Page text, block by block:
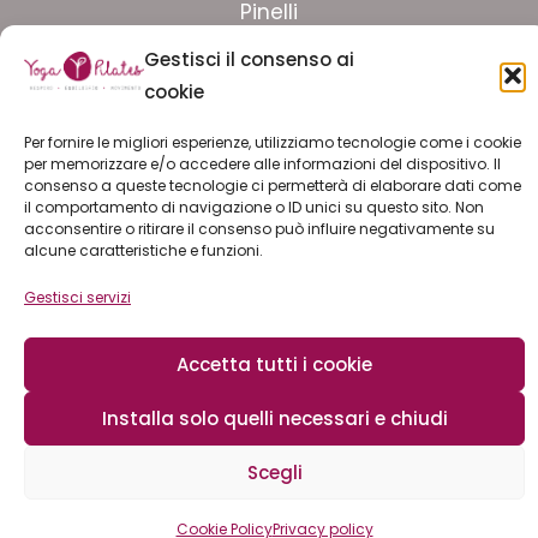
Gestisci il consenso ai
cookie
Per fornire le migliori esperienze, utilizziamo tecnologie come i cookie
per memorizzare e/o accedere alle informazioni del dispositivo. Il
consenso a queste tecnologie ci permetterà di elaborare dati come
il comportamento di navigazione o ID unici su questo sito. Non
acconsentire o ritirare il consenso può influire negativamente su
alcune caratteristiche e funzioni.
Gestisci servizi
Accetta tutti i cookie
Installa solo quelli necessari e chiudi
Scegli
Cookie PolicyPrivacy policy
Pinelli
Facebook
ISCRIVITI ALLA NEWSLETTER
LAVORA CON NOI
privacy policy|cookie policy|safeguarding